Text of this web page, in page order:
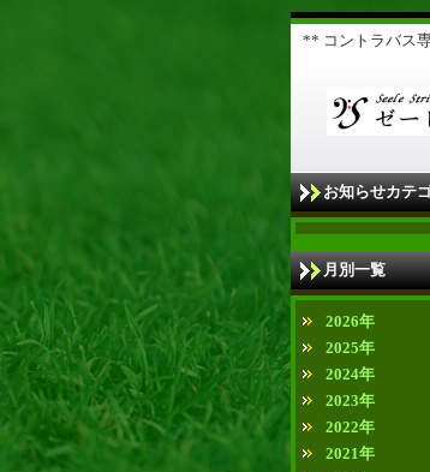
** コントラバス
お知らせカテ
月別一覧
2026年
2025年
2024年
2023年
2022年
2021年